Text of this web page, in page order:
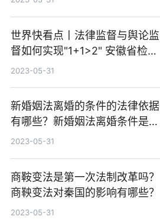
世界快看点丨法律监督与舆论监
督如何实现"1+1>2" 安徽省检察
院召开调研座谈会
2023-05-31
新婚姻法离婚的条件的法律依据
有哪些？新婚姻法离婚条件是什
么？
2023-05-31
商鞍变法是第一次法制改革吗？
商鞅变法对秦国的影响有哪些？
2023-05-31